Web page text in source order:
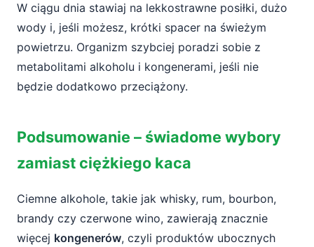
W ciągu dnia stawiaj na lekkostrawne posiłki, dużo
wody i, jeśli możesz, krótki spacer na świeżym
powietrzu. Organizm szybciej poradzi sobie z
metabolitami alkoholu i kongenerami, jeśli nie
będzie dodatkowo przeciążony.
Podsumowanie – świadome wybory
zamiast ciężkiego kaca
Ciemne alkohole, takie jak whisky, rum, bourbon,
brandy czy czerwone wino, zawierają znacznie
więcej kongenerów, czyli produktów ubocznych